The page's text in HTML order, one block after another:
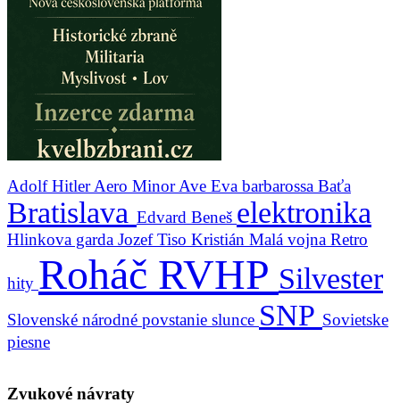
Adolf HitlerAero MinorAve Eva barbarossa Baťa
Bratislava Edvard Beneš elektronika
Hlinkova garda Jozef Tiso Kristián Malá vojna Retro
hity Roháč RVHP Silvester
Slovenské národné povstanie slunce SNP Sovietske
piesne
Zvukové návraty